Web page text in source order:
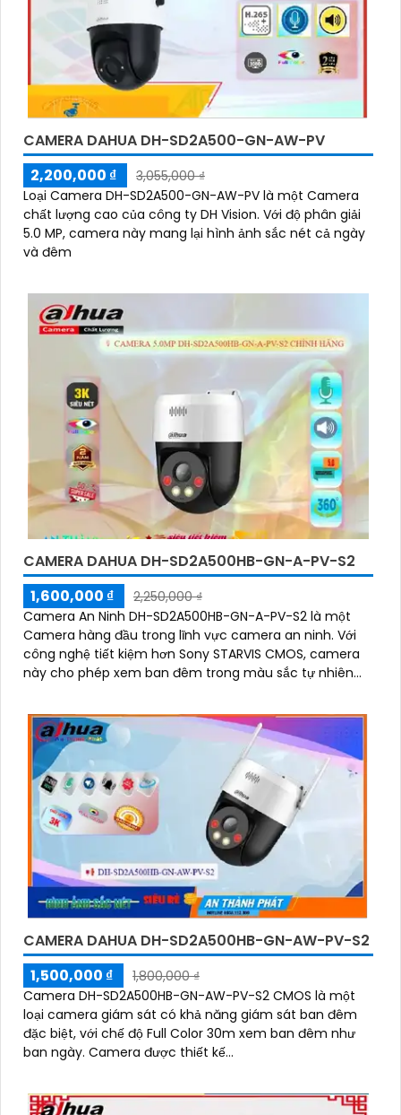
CAMERA DAHUA DH-SD2A500-GN-AW-PV
2,200,000 ₫
3,055,000 ₫
Loại Camera DH-SD2A500-GN-AW-PV là một Camera
chất lượng cao của công ty DH Vision. Với độ phân giải
5.0 MP, camera này mang lại hình ảnh sắc nét cả ngày
và đêm
CAMERA DAHUA DH-SD2A500HB-GN-A-PV-S2
1,600,000 ₫
2,250,000 ₫
Camera An Ninh DH-SD2A500HB-GN-A-PV-S2 là một
Camera hàng đầu trong lĩnh vực camera an ninh. Với
công nghệ tiết kiệm hơn Sony STARVIS CMOS, camera
này cho phép xem ban đêm trong màu sắc tự nhiên
CAMERA DAHUA DH-SD2A500HB-GN-AW-PV-S2
1,500,000 ₫
1,800,000 ₫
Camera DH-SD2A500HB-GN-AW-PV-S2 CMOS là một
loại camera giám sát có khả năng giám sát ban đêm
đặc biệt, với chế độ Full Color 30m xem ban đêm như
ban ngày. Camera được thiết kế...